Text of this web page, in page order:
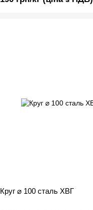
Круг ⌀ 100 сталь ХВГ